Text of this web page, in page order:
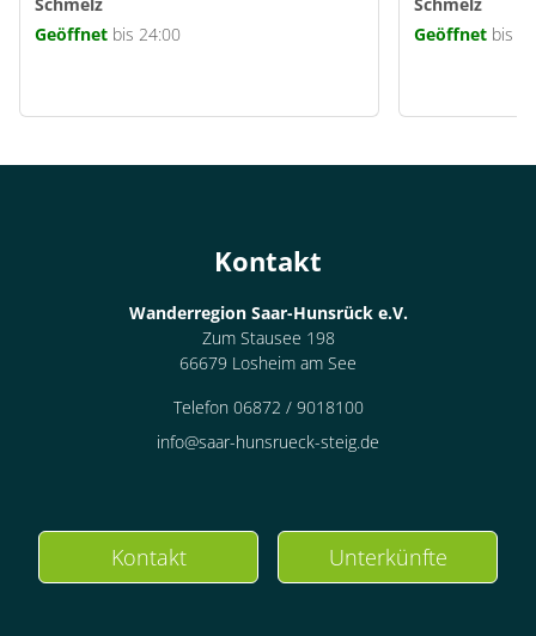
Geöffnet bis 24:00
Geöffnet bis
Kontakt
Wanderregion Saar-Hunsrück e.V.
Zum Stausee 198
66679 Losheim am See
Telefon 06872 / 9018100
info@saar-hunsrueck-steig.de
Kontakt Unterkünfte